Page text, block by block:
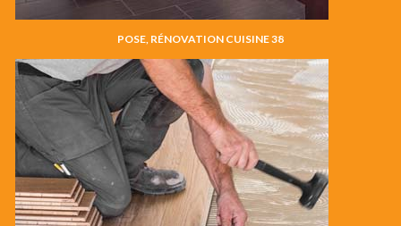
POSE, RÉNOVATION CUISINE 38